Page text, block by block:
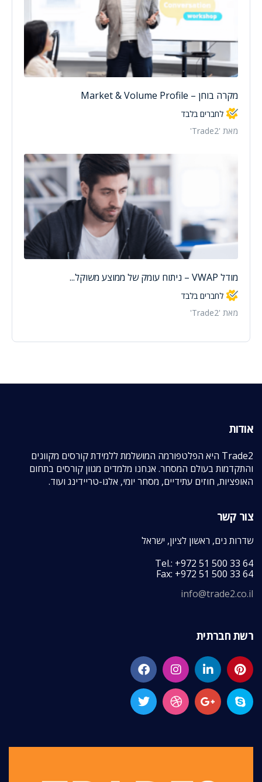
מקרה בוחן – Market & Volume Profile
לחברים בלבד
מאת 'Trade2'
מודל VWAP – ניתוח עומק של ממוצע משוקל...
לחברים בלבד
מאת 'Trade2'
אודות
Trade2 היא הפלטפורמה המושלמת ללמידת קורסים מקוונים
והתקדמות בעולם המסחר. אנחנו מלמדים מגוון קורסים בתחום
האופציות, חוזים עתידיים, מסחר יומי, אלגו-טריידינג ועוד.
צור קשר
שדרות נים, ראשון לציון, ישראל
Tel.: +972 51 500 33 64
Fax: +972 51 500 33 64
info@trade2.co.il
רשת חברתית